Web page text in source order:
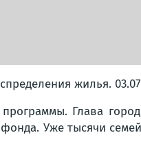
жилья.
Глава
Уже тысячи